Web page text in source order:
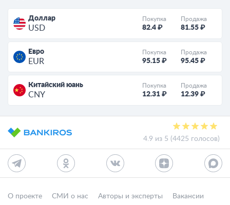
Доллар
USD
Покупка
82.4 ₽
Продажа
81.55 ₽
Евро
EUR
Покупка
95.15 ₽
Продажа
95.45 ₽
Китайский юань
CNY
Покупка
12.31 ₽
Продажа
12.39 ₽
4.9 из 5 (4425 голосов)
О проекте СМИ о нас Авторы и эксперты
Вакансии